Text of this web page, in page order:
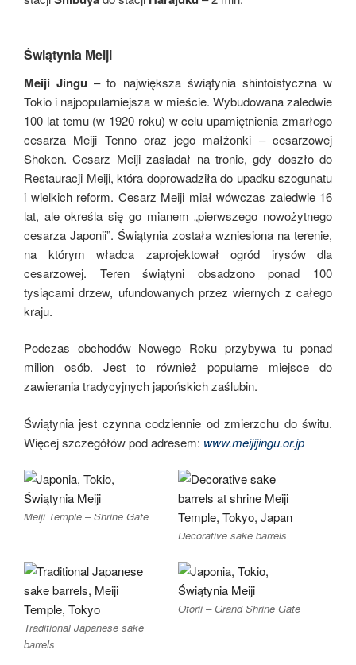
Świątynia Meiji
Meiji Jingu – to największa świątynia shintoistyczna w
Tokio i najpopularniejsza w mieście. Wybudowana zaledwie
100 lat temu (w 1920 roku) w celu upamiętnienia zmarłego
cesarza Meiji Tenno oraz jego małżonki – cesarzowej
Shoken. Cesarz Meiji zasiadał na tronie, gdy doszło do
Restauracji Meiji, która doprowadziła do upadku szogunatu
i wielkich reform. Cesarz Meiji miał wówczas zaledwie 16
lat, ale określa się go mianem „pierwszego nowożytnego
cesarza Japonii”. Świątynia została wzniesiona na terenie,
na którym władca zaprojektował ogród irysów dla
cesarzowej. Teren świątyni obsadzono ponad 100
tysiącami drzew, ufundowanych przez wiernych z całego
kraju.
Podczas obchodów Nowego Roku przybywa tu ponad
milion osób. Jest to również popularne miejsce do
zawierania tradycyjnych japońskich zaślubin.
Świątynia jest czynna codziennie od zmierzchu do świtu.
Więcej szczegółów pod adresem: www.meijijingu.or.jp
Meiji Temple – Shrine Gate
Decorative sake barrels
Traditional Japanese sake
barrels
Otorii – Grand Shrine Gate